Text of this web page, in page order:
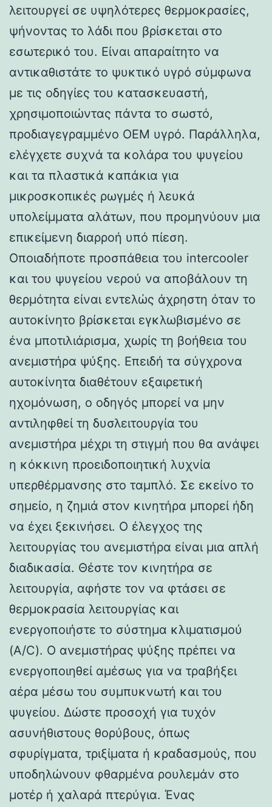
λειτουργεί σε υψηλότερες θερμοκρασίες,
ψήνοντας το λάδι που βρίσκεται στο
εσωτερικό του. Είναι απαραίτητο να
αντικαθιστάτε το ψυκτικό υγρό σύμφωνα
με τις οδηγίες του κατασκευαστή,
χρησιμοποιώντας πάντα το σωστό,
προδιαγεγραμμένο OEM υγρό. Παράλληλα,
ελέγχετε συχνά τα κολάρα του ψυγείου
και τα πλαστικά καπάκια για
μικροσκοπικές ρωγμές ή λευκά
υπολείμματα αλάτων, που προμηνύουν μια
επικείμενη διαρροή υπό πίεση.
Οποιαδήποτε προσπάθεια του intercooler
και του ψυγείου νερού να αποβάλουν τη
θερμότητα είναι εντελώς άχρηστη όταν το
αυτοκίνητο βρίσκεται εγκλωβισμένο σε
ένα μποτιλιάρισμα, χωρίς τη βοήθεια του
ανεμιστήρα ψύξης. Επειδή τα σύγχρονα
αυτοκίνητα διαθέτουν εξαιρετική
ηχομόνωση, ο οδηγός μπορεί να μην
αντιληφθεί τη δυσλειτουργία του
ανεμιστήρα μέχρι τη στιγμή που θα ανάψει
η κόκκινη προειδοποιητική λυχνία
υπερθέρμανσης στο ταμπλό. Σε εκείνο το
σημείο, η ζημιά στον κινητήρα μπορεί ήδη
να έχει ξεκινήσει. Ο έλεγχος της
λειτουργίας του ανεμιστήρα είναι μια απλή
διαδικασία. Θέστε τον κινητήρα σε
λειτουργία, αφήστε τον να φτάσει σε
θερμοκρασία λειτουργίας και
ενεργοποιήστε το σύστημα κλιματισμού
(A/C). Ο ανεμιστήρας ψύξης πρέπει να
ενεργοποιηθεί αμέσως για να τραβήξει
αέρα μέσω του συμπυκνωτή και του
ψυγείου. Δώστε προσοχή για τυχόν
ασυνήθιστους θορύβους, όπως
σφυρίγματα, τριξίματα ή κραδασμούς, που
υποδηλώνουν φθαρμένα ρουλεμάν στο
μοτέρ ή χαλαρά πτερύγια. Ένας